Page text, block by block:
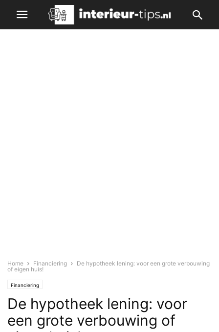
Home Financiering
De hypotheek lening: voor een grote verbouwing
of eigen huis!
Financiering
De hypotheek lening: voor
een grote verbouwing of